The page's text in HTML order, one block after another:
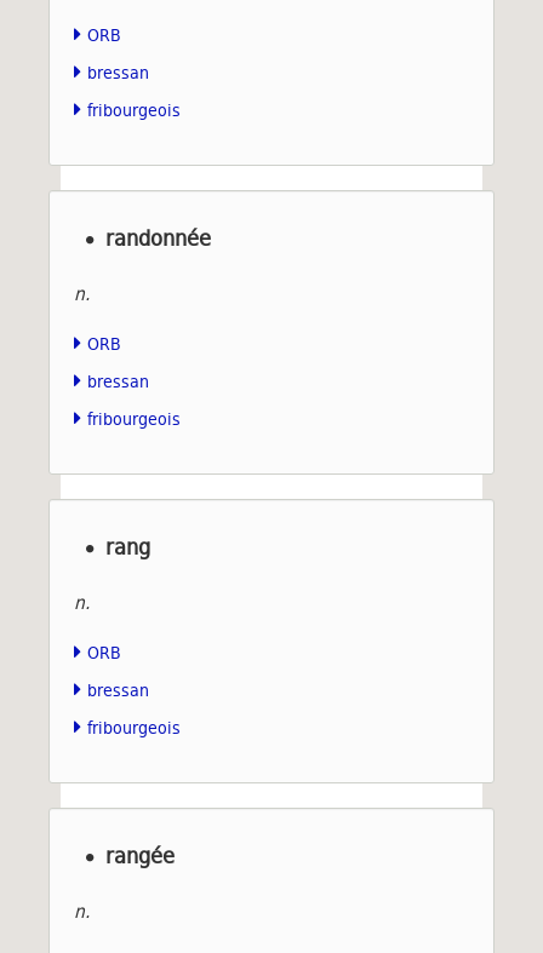
ORB
bressan
fribourgeois
randonnée
n.
ORB
bressan
fribourgeois
rang
n.
ORB
bressan
fribourgeois
rangée
n.